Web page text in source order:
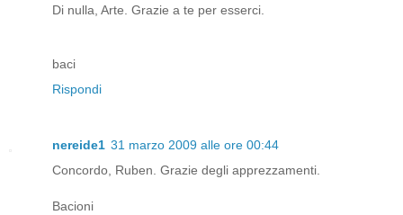
Di nulla, Arte. Grazie a te per esserci.
baci
Rispondi
nereide1 31 marzo 2009 alle ore 00:44
Concordo, Ruben. Grazie degli apprezzamenti.
Bacioni